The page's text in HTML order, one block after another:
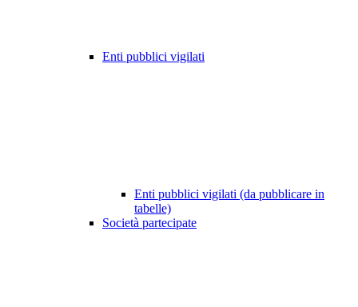
Enti pubblici vigilati
Enti pubblici vigilati (da pubblicare in
tabelle)
Società partecipate